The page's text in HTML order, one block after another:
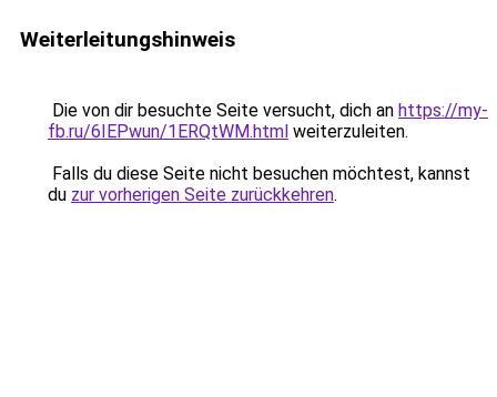
Weiterleitungshinweis
Die von dir besuchte Seite versucht, dich an https://my-
fb.ru/6IEPwun/1ERQtWM.html weiterzuleiten.
Falls du diese Seite nicht besuchen möchtest, kannst
du zur vorherigen Seite zurückkehren.